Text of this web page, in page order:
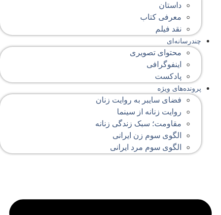
داستان
معرفی کتاب
نقد فیلم
چندرسانه‌ای
محتوای تصویری
اینفوگرافی
پادکست
پرونده‌های ویژه
فضای سایبر به روایت زنان
روایت زنانه از سینما
مقاومت؛ سبک زندگی زنانه
الگوی سوم زن ایرانی
الگوی سوم مرد ایرانی